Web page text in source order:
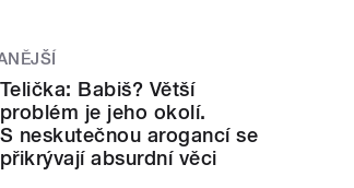
Telička: Babiš? Větší
problém je jeho okolí.
S neskutečnou arogancí se
přikrývají absurdní věci